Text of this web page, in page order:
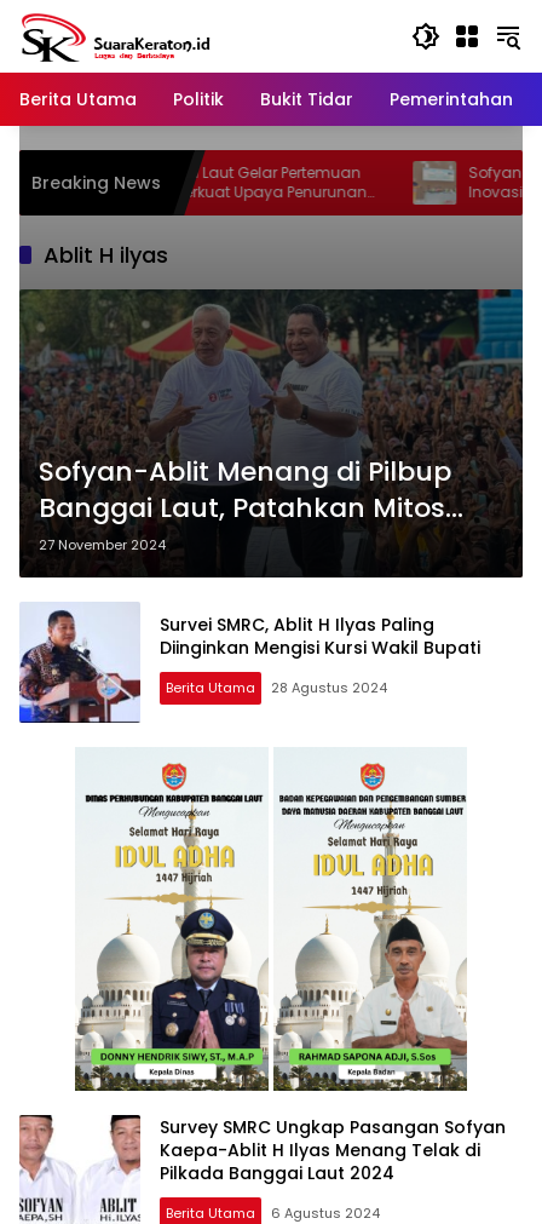
Langsung
konten
Berita Utama
Politik Bukit Tidar Pemerintahan
Breaking News
Dinkes Banggai Laut Gelar Pertemuan
Lintas Sektor Perkuat Upaya Penurunan
Stunting di Banggai Laut
Sofyan Kaepa:
Inovasi dan
Ablit H ilyas
Sofyan-Ablit Menang di Pilbup
Banggai Laut, Patahkan Mitos
Dua Periode
27 November 2024
Survei SMRC, Ablit H Ilyas Paling
Diinginkan Mengisi Kursi Wakil Bupati
Berita Utama 28 Agustus 2024
Survey SMRC Ungkap Pasangan Sofyan
Kaepa-Ablit H Ilyas Menang Telak di
Pilkada Banggai Laut 2024
Berita Utama 6 Agustus 2024